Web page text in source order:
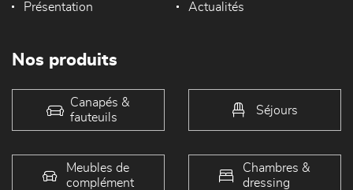
Présentation Actualités
Nos produits
Canapés &
fauteuils
Séjours
Meubles de
complément
Chambres &
dressing